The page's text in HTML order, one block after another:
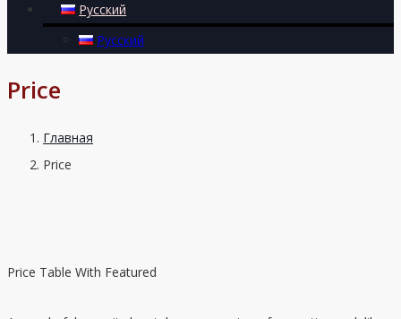
Русский
Русский
Price
Главная
Price
Price Table With Featured